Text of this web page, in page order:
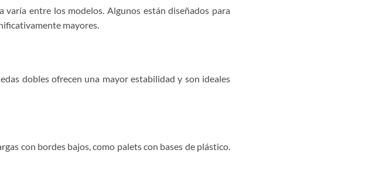
entre los modelos. Algunos están diseñados para
mayores.
dobles ofrecen una mayor estabilidad y son ideales
con bordes bajos, como palets con bases de plástico.